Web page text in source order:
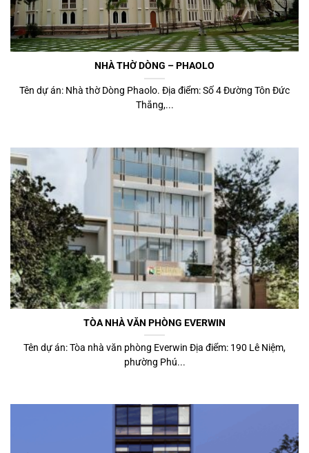
NHÀ THỜ DÒNG – PHAOLO
Tên dự án: Nhà thờ Dòng Phaolo. Địa điểm: Số 4 Đường Tôn Đức
Thắng,...
TÒA NHÀ VĂN PHÒNG EVERWIN
Tên dự án: Tòa nhà văn phòng Everwin Địa điểm: 190 Lê Niệm,
phường Phú...